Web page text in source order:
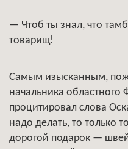
— Чтоб ты знал, что
товарищ!
Самым изысканным,
начальника
процитировал слова
надо делать, то только
дорогой подарок —